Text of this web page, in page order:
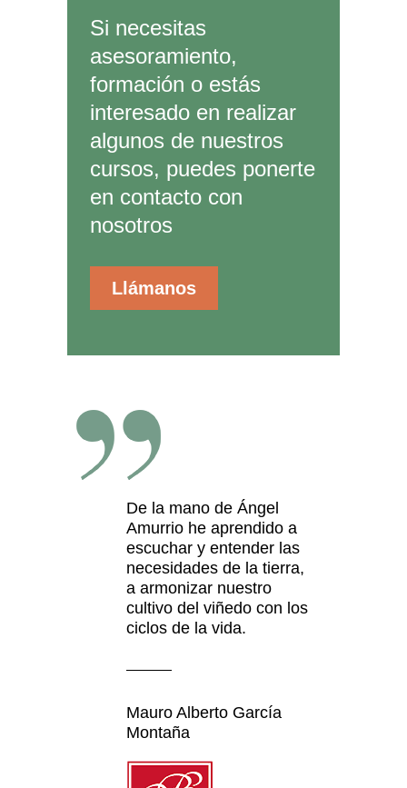
Si necesitas
asesoramiento,
formación o estás
interesado en realizar
algunos de nuestros
cursos, puedes ponerte
en contacto con
nosotros
Llámanos
De la mano de Ángel
Amurrio he aprendido a
escuchar y entender las
necesidades de la tierra,
a armonizar nuestro
cultivo del viñedo con los
ciclos de la vida.
Mauro Alberto García
Montaña